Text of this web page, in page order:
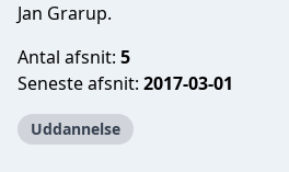
Jan Grarup.
Antal afsnit: 5
Seneste afsnit: 2017-03-01
Uddannelse